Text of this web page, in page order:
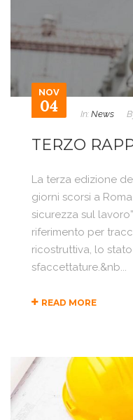
NOV
04 In: News
TERZO
La terza edizione
giorni scorsi a
sicurezza sul
riferimento per
ricostruttiva, lo
sfaccettature.&nb...
READ MORE